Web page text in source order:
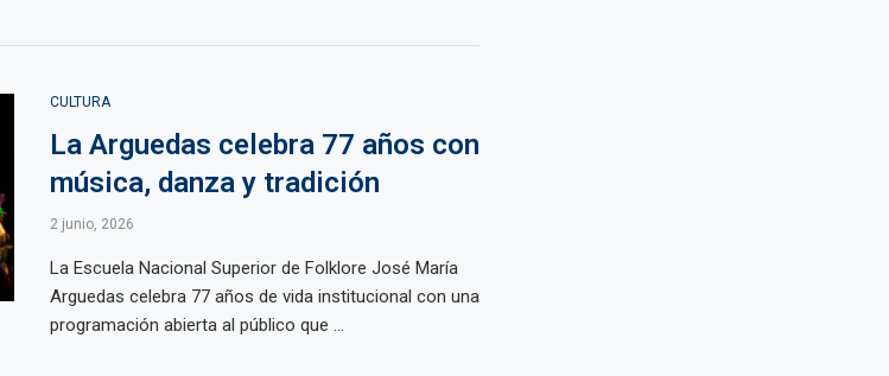
CULTURA
La Arguedas celebra 77 años con
música, danza y tradición
2 junio, 2026
La Escuela Nacional Superior de Folklore José María
Arguedas celebra 77 años de vida institucional con una
programación abierta al público que ...